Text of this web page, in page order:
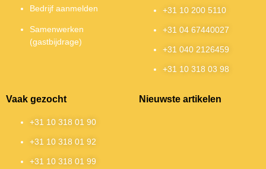
Bedrijf aanmelden
Samenwerken
(gastbijdrage)
+31 10 200 5110
+31 04 67440027
+31 040 2126459
+31 10 318 03 98
Vaak gezocht
+31 10 318 01 90
+31 10 318 01 92
+31 10 318 01 99
Nieuwste artikelen